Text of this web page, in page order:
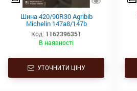
Шина 420/90R30 Agribib
Michelin 147a8/147b
Код: 1162396351
В наявності
УТОЧНИТИ ЦІНУ